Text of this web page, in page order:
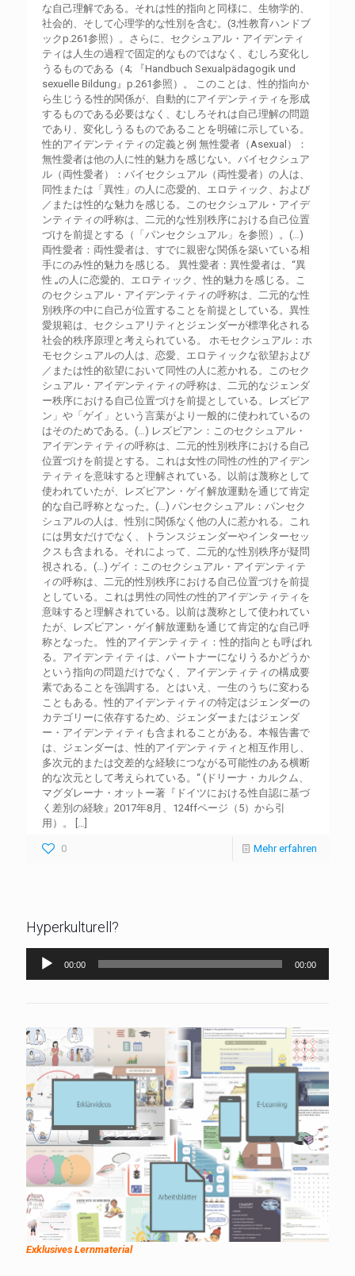
な自己理解である。それは性的指向と同様に、生物学的、
社会的、そして心理学的な性別を含む。(3;性教育ハンドブ
ックp.261参照）。さらに、セクシュアル・アイデンティ
ティは人生の過程で固定的なものではなく、むしろ変化し
うるものである（4; 『Handbuch Sexualpädagogik und
sexuelle Bildung』p.261参照）。 このことは、性的指向か
ら生じうる性的関係が、自動的にアイデンティティを形成
するものである必要はなく、むしろそれは自己理解の問題
であり、変化しうるものであることを明確に示している。
性的アイデンティティの定義と例 無性愛者（Asexual）：
無性愛者は他の人に性的魅力を感じない。バイセクシュア
ル（両性愛者）：バイセクシュアル（両性愛者）の人は、
同性または「異性」の人に恋愛的、エロティック、および
／または性的な魅力を感じる。このセクシュアル・アイデ
ンティティの呼称は、二元的な性別秩序における自己位置
づけを前提とする（「パンセクシュアル」を参照）。(…)
両性愛者：両性愛者は、すでに親密な関係を築いている相
手にのみ性的魅力を感じる。 異性愛者：異性愛者は、“異
性 „の人に恋愛的、エロティック、性的魅力を感じる。こ
のセクシュアル・アイデンティティの呼称は、二元的な性
別秩序の中に自己が位置することを前提としている。異性
愛規範は、セクシュアリティとジェンダーが標準化される
社会的秩序原理と考えられている。 ホモセクシュアル：ホ
モセクシュアルの人は、恋愛、エロティックな欲望および
／または性的欲望において同性の人に惹かれる。このセク
シュアル・アイデンティティの呼称は、二元的なジェンダ
ー秩序における自己位置づけを前提としている。レズビア
ン」や「ゲイ」という言葉がより一般的に使われているの
はそのためである。(…) レズビアン：このセクシュアル・
アイデンティティの呼称は、二元的性別秩序における自己
位置づけを前提とする。これは女性の同性の性的アイデン
ティティを意味すると理解されている。以前は蔑称として
使われていたが、レズビアン・ゲイ解放運動を通じて肯定
的な自己呼称となった。(…) パンセクシュアル：パンセク
シュアルの人は、性別に関係なく他の人に惹かれる。これ
には男女だけでなく、トランスジェンダーやインターセッ
クスも含まれる。それによって、二元的な性別秩序が疑問
視される。(…) ゲイ：このセクシュアル・アイデンティテ
ィの呼称は、二元的性別秩序における自己位置づけを前提
としている。これは男性の同性の性的アイデンティティを
意味すると理解されている。以前は蔑称として使われてい
たが、レズビアン・ゲイ解放運動を通じて肯定的な自己呼
称となった。 性的アイデンティティ：性的指向とも呼ばれ
る。アイデンティティは、パートナーになりうるかどうか
という指向の問題だけでなく、アイデンティティの構成要
素であることを強調する。とはいえ、一生のうちに変わる
こともある。性的アイデンティティの特定はジェンダーの
カテゴリーに依存するため、ジェンダーまたはジェンダ
ー・アイデンティティも含まれることがある。本報告書で
は、ジェンダーは、性的アイデンティティと相互作用し、
多次元的または交差的な経験につながる可能性のある横断
的な次元として考えられている。“ (ドリーナ・カルクム、
マグダレーナ・オットー著『ドイツにおける性自認に基づ
く差別の経験』2017年8月、124ffページ（5）から引
用）。
[…]
0 Mehr erfahren
Hyperkulturell?
Audio-
Player
00:00 00:00
Exklusives Lernmaterial